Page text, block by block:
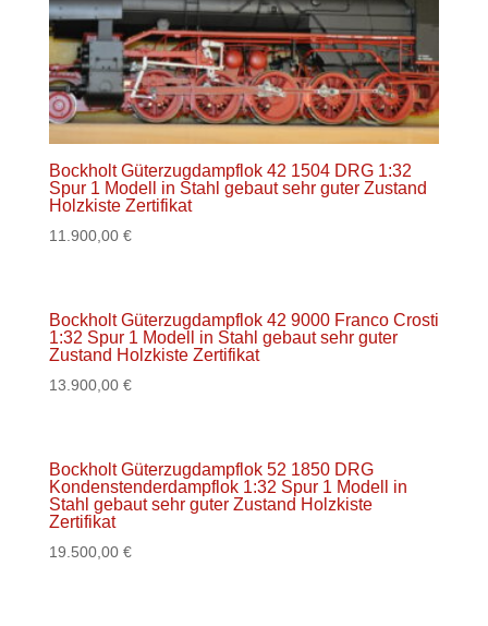
Bockholt Güterzugdampflok 42 1504 DRG 1:32
Spur 1 Modell in Stahl gebaut sehr guter Zustand
Holzkiste Zertifikat
11.900,00 €
Bockholt Güterzugdampflok 42 9000 Franco Crosti
1:32 Spur 1 Modell in Stahl gebaut sehr guter
Zustand Holzkiste Zertifikat
13.900,00 €
Bockholt Güterzugdampflok 52 1850 DRG
Kondenstenderdampflok 1:32 Spur 1 Modell in
Stahl gebaut sehr guter Zustand Holzkiste
Zertifikat
19.500,00 €